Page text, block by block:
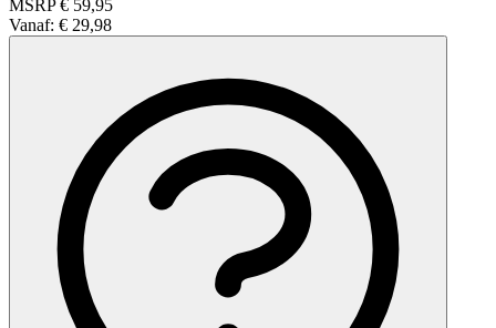
MSRP € 59,95
Vanaf: € 29,98